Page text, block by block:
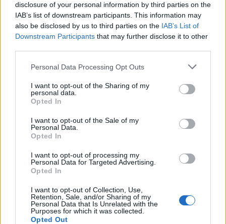
disclosure of your personal information by third parties on the
IAB’s list of downstream participants. This information may
also be disclosed by us to third parties on the IAB’s List of
Downstream Participants that may further disclose it to other
Personal Data Processing Opt Outs
I want to opt-out of the Sharing of my
personal data.
Opted In
I want to opt-out of the Sale of my
Personal Data.
Opted In
I want to opt-out of processing my
Personal Data for Targeted Advertising.
Opted In
I want to opt-out of Collection, Use,
Retention, Sale, and/or Sharing of my
Personal Data that Is Unrelated with the
Purposes for which it was collected.
Opted Out